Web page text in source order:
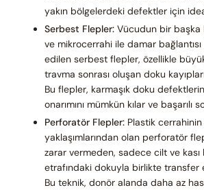
yakın bölgelerdeki defektler için
Serbest Flepler: Vücudun bir başka
ve mikrocerrahi ile damar
edilen serbest flepler, özellikle
travma sonrası oluşan doku
Bu flepler, karmaşık doku
onarımını mümkün kılar ve başarılı
Perforatör Flepler: Plastik
yaklaşımlarından olan perforatör
zarar vermeden, sadece cilt ve kası
etrafındaki dokuyla birlikte transfer
Bu teknik, donör alanda daha az